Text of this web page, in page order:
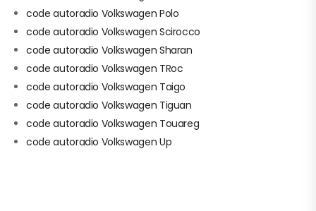
code autoradio Volkswagen Polo
code autoradio Volkswagen Scirocco
code autoradio Volkswagen Sharan
code autoradio Volkswagen TRoc
code autoradio Volkswagen Taigo
code autoradio Volkswagen Tiguan
code autoradio Volkswagen Touareg
code autoradio Volkswagen Up